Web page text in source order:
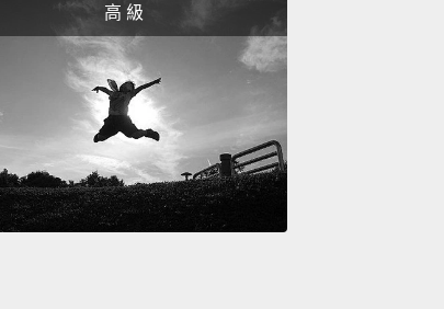
missing the point.
對啊，裡面有一些灰塵。但 Jane，妳搞
No.
沒有。
It's not about the dirt.
重點不在灰塵。
高 級